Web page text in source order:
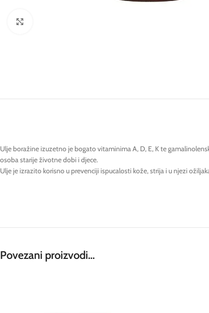
Ulje boražine izuzetno je bogato vitaminima A, D, E, K te
osoba starije životne dobi i djece.
Ulje je izrazito korisno u prevenciji ispucalosti kože, strija i u njezi
Povezani proizvodi…